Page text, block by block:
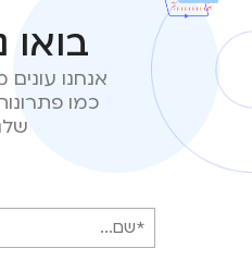
בואו
אנחנו
כמו